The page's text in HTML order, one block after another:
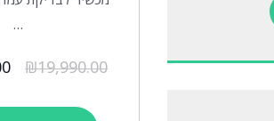
…
₪19,990.00